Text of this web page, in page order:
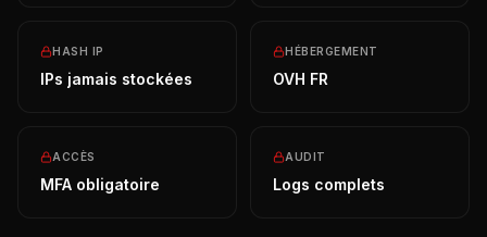
HASH IP
IPs jamais stockées
HÉBERGEMENT
OVH FR
ACCÈS
MFA obligatoire
AUDIT
Logs complets